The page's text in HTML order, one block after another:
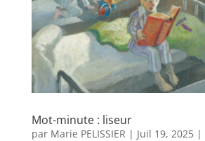
Mot-minute : liseur
par Marie PELISSIER | Juil 19, 2025|